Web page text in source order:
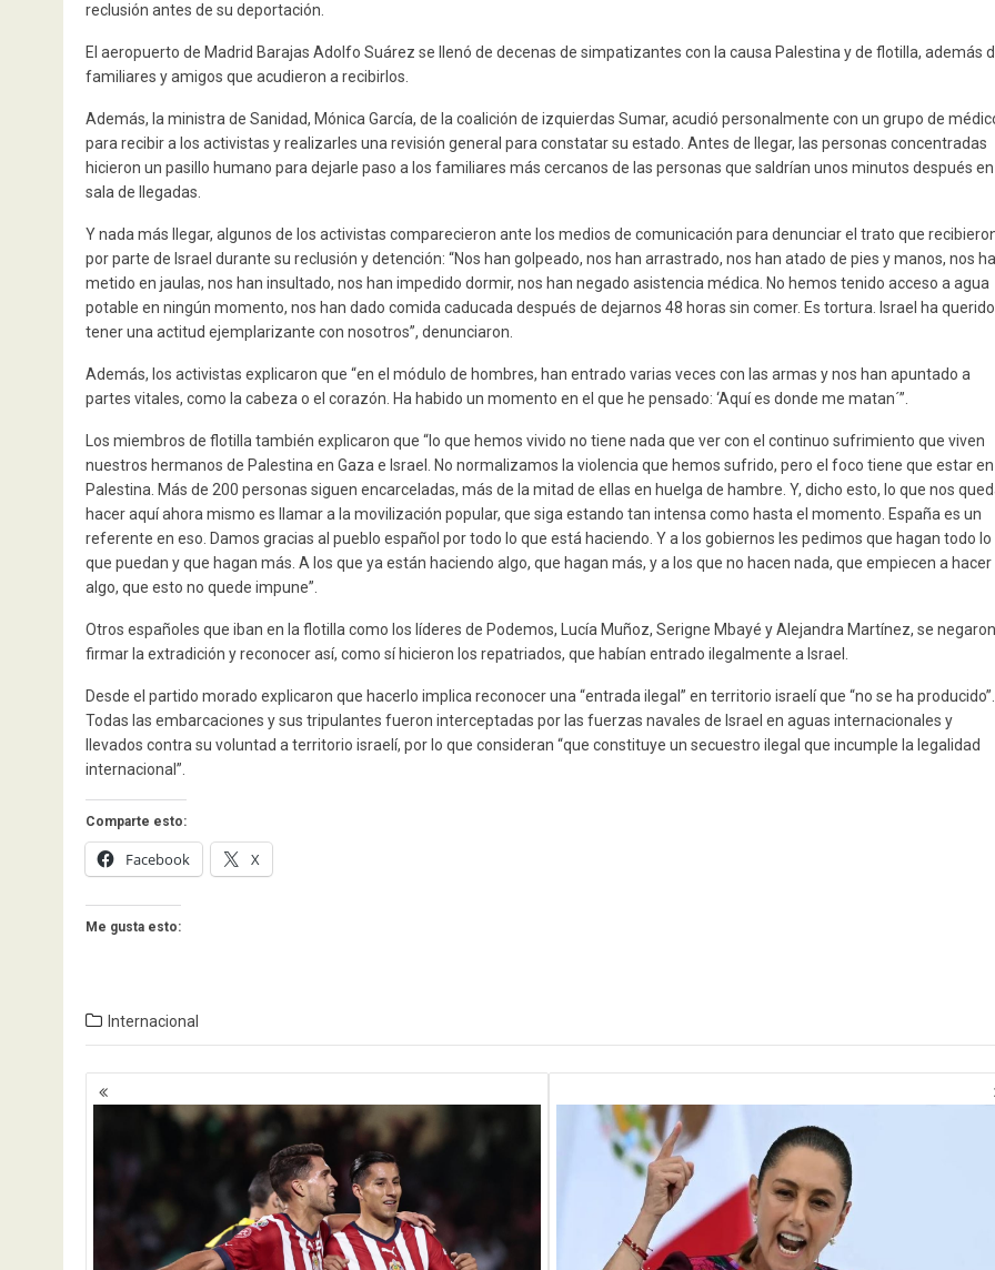
reclusión antes de su deportación.
El aeropuerto de Madrid Barajas Adolfo Suárez se llenó de decenas de simpatizantes con la causa Palestina y de flotilla, además
familiares y amigos que acudieron a recibirlos.
Además, la ministra de Sanidad, Mónica García, de la coalición de izquierdas Sumar, acudió personalmente con un grupo de
para recibir a los activistas y realizarles una revisión general para constatar su estado. Antes de llegar, las personas concentradas
hicieron un pasillo humano para dejarle paso a los familiares más cercanos de las personas que saldrían unos minutos después
sala de llegadas.
Y nada más llegar, algunos de los activistas comparecieron ante los medios de comunicación para denunciar el trato que
por parte de Israel durante su reclusión y detención: “Nos han golpeado, nos han arrastrado, nos han atado de pies y manos, nos
metido en jaulas, nos han insultado, nos han impedido dormir, nos han negado asistencia médica. No hemos tenido acceso a agua
potable en ningún momento, nos han dado comida caducada después de dejarnos 48 horas sin comer. Es tortura. Israel ha querido
tener una actitud ejemplarizante con nosotros”, denunciaron.
Además, los activistas explicaron que “en el módulo de hombres, han entrado varias veces con las armas y nos han apuntado a
partes vitales, como la cabeza o el corazón. Ha habido un momento en el que he pensado: ‘Aquí es donde me matan´”.
Los miembros de flotilla también explicaron que “lo que hemos vivido no tiene nada que ver con el continuo sufrimiento que viven
nuestros hermanos de Palestina en Gaza e Israel. No normalizamos la violencia que hemos sufrido, pero el foco tiene que estar en
Palestina. Más de 200 personas siguen encarceladas, más de la mitad de ellas en huelga de hambre. Y, dicho esto, lo que nos
hacer aquí ahora mismo es llamar a la movilización popular, que siga estando tan intensa como hasta el momento. España es un
referente en eso. Damos gracias al pueblo español por todo lo que está haciendo. Y a los gobiernos les pedimos que hagan todo lo
que puedan y que hagan más. A los que ya están haciendo algo, que hagan más, y a los que no hacen nada, que empiecen a hacer
algo, que esto no quede impune”.
Otros españoles que iban en la flotilla como los líderes de Podemos, Lucía Muñoz, Serigne Mbayé y Alejandra Martínez, se
firmar la extradición y reconocer así, como sí hicieron los repatriados, que habían entrado ilegalmente a Israel.
Desde el partido morado explicaron que hacerlo implica reconocer una “entrada ilegal” en territorio israelí que “no se ha producido”.
Todas las embarcaciones y sus tripulantes fueron interceptadas por las fuerzas navales de Israel en aguas internacionales y
llevados contra su voluntad a territorio israelí, por lo que consideran “que constituye un secuestro ilegal que incumple la legalidad
internacional”.
Comparte esto:
Facebook X
Me gusta esto:
Internacional
Navegación
de
entradas